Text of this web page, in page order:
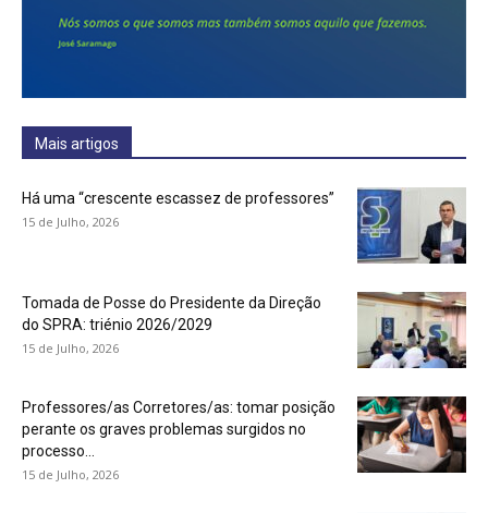
Mais artigos
Há uma “crescente escassez de professores”
15 de Julho, 2026
Tomada de Posse do Presidente da Direção
do SPRA: triénio 2026/2029
15 de Julho, 2026
Professores/as Corretores/as: tomar posição
perante os graves problemas surgidos no
processo...
15 de Julho, 2026